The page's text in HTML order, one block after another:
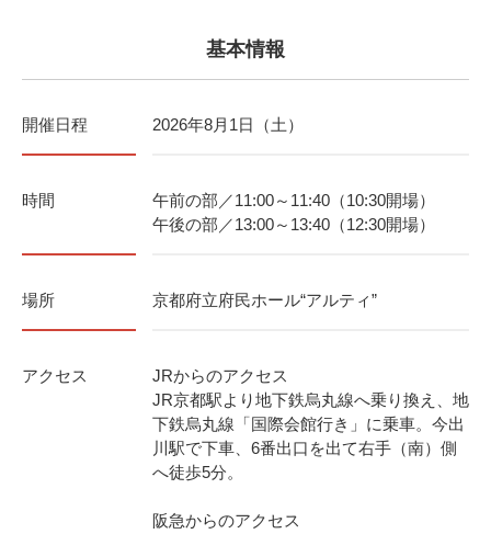
基本情報
開催日程 2026年8月1日（土）
時間
午前の部／11:00～11:40（10:30開場）
午後の部／13:00～13:40（12:30開場）
場所 京都府立府民ホール“アルティ”
アクセス
JRからのアクセス
JR京都駅より地下鉄烏丸線へ乗り換え、地
下鉄烏丸線「国際会館行き」に乗車。今出
川駅で下車、6番出口を出て右手（南）側
へ徒歩5分。
阪急からのアクセス